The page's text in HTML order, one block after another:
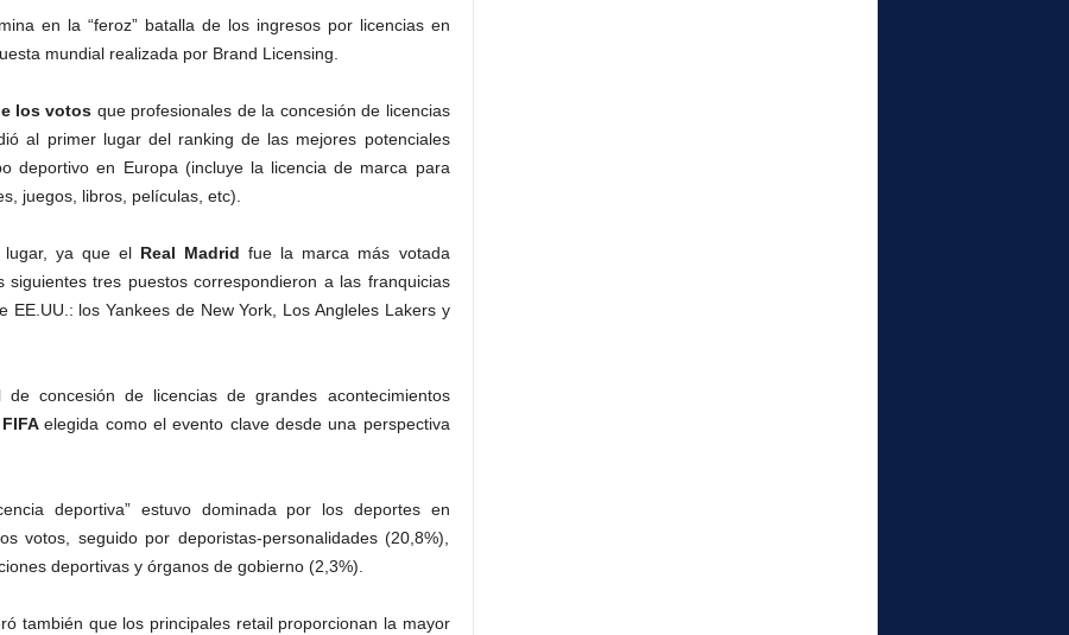
en la “feroz” batalla de los ingresos por licencias en
mundial realizada por Brand Licensing.
los votos que profesionales de la concesión de licencias
al primer lugar del ranking de las mejores potenciales
deportivo en Europa (incluye la licencia de marca para
juegos, libros, películas, etc).
lugar, ya que el Real Madrid fue la marca más votada
tres puestos correspondieron a las franquicias
los Yankees de New York, Los Angleles Lakers y
concesión de licencias de grandes acontecimientos
elegida como el evento clave desde una perspectiva
deportiva” estuvo dominada por los deportes en
votos, seguido por deporistas-personalidades (20,8%),
deportivas y órganos de gobierno (2,3%).
también que los principales retail proporcionan la mayor